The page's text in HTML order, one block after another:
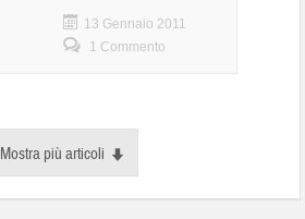
13 Gennaio 2011
1 Commento
Mostra più articoli